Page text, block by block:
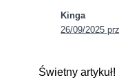
Kinga
26/09/2025
Świetny